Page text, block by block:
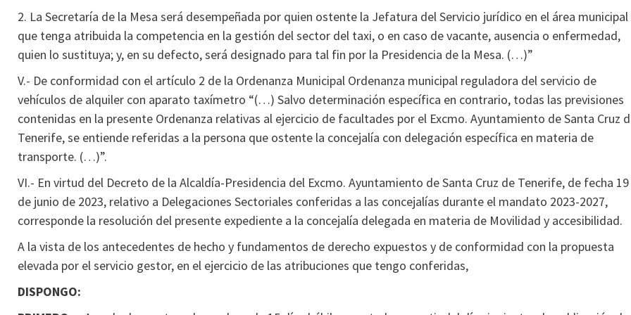
2. La Secretaría de la Mesa será desempeñada por quien ostente la Jefatura del Servicio jurídico en el área municipal
que tenga atribuida la competencia en la gestión del sector del taxi, o en caso de vacante, ausencia o enfermedad,
quien lo sustituya; y, en su defecto, será designado para tal fin por la Presidencia de la Mesa. (…)”
V.- De conformidad con el artículo 2 de la Ordenanza Municipal Ordenanza municipal reguladora del servicio de
vehículos de alquiler con aparato taxímetro “(…) Salvo determinación específica en contrario, todas las previsiones
contenidas en la presente Ordenanza relativas al ejercicio de facultades por el Excmo. Ayuntamiento de Santa Cruz
Tenerife, se entiende referidas a la persona que ostente la concejalía con delegación específica en materia de
transporte. (…)”.
VI.- En virtud del Decreto de la Alcaldía-Presidencia del Excmo. Ayuntamiento de Santa Cruz de Tenerife, de fecha 19
de junio de 2023, relativo a Delegaciones Sectoriales conferidas a las concejalías durante el mandato 2023-2027,
corresponde la resolución del presente expediente a la concejalía delegada en materia de Movilidad y accesibilidad.
A la vista de los antecedentes de hecho y fundamentos de derecho expuestos y de conformidad con la propuesta
elevada por el servicio gestor, en el ejercicio de las atribuciones que tengo conferidas,
DISPONGO: